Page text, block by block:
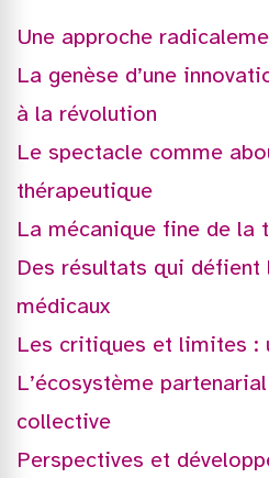
Une approche
La genèse d’une
à la révolution
Le spectacle comme
thérapeutique
La mécanique fine de la
Des résultats qui défient
médicaux
Les critiques et limites :
L’écosystème
collective
Perspectives et